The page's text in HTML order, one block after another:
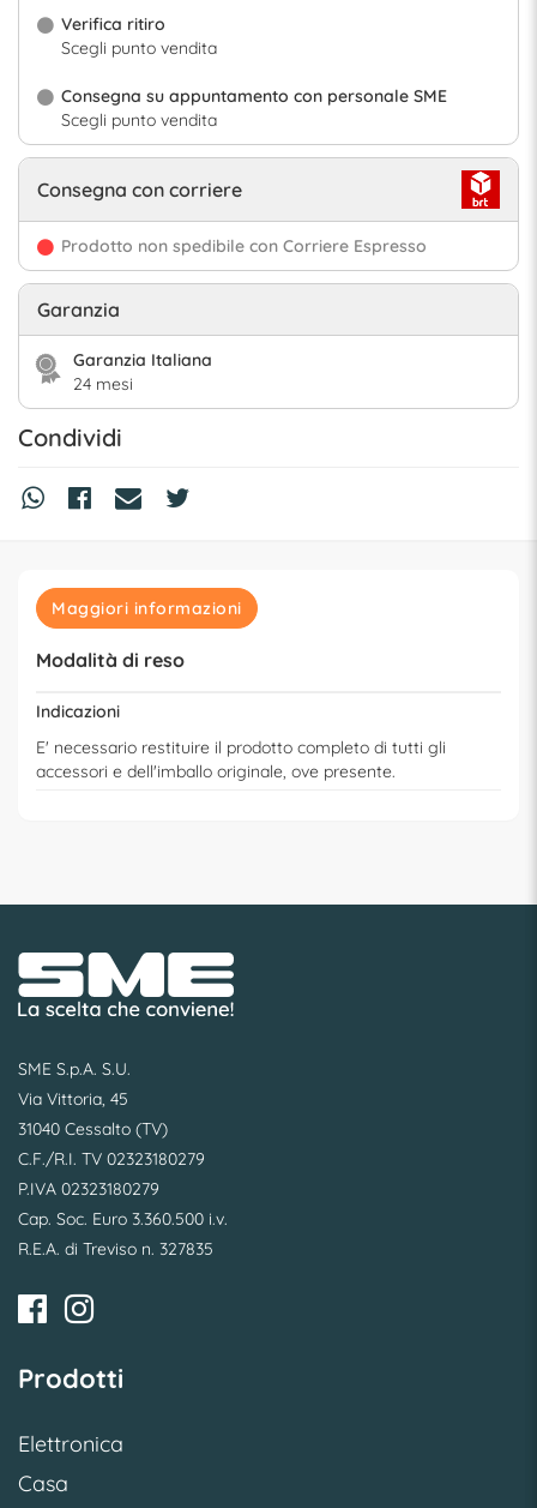
Verifica ritiro
Scegli punto vendita
Consegna su appuntamento con personale SME
Scegli punto vendita
Consegna con corriere
Prodotto non spedibile con Corriere Espresso
Garanzia
Garanzia Italiana
24 mesi
Condividi
Maggiori informazioni
Modalità di reso
Indicazioni
E' necessario restituire il prodotto completo di tutti gli
accessori e dell'imballo originale, ove presente.
SME S.p.A. S.U.
Via Vittoria, 45
31040 Cessalto (TV)
C.F./R.I. TV 02323180279
P.IVA 02323180279
Cap. Soc. Euro 3.360.500 i.v.
R.E.A. di Treviso n. 327835
Prodotti
Elettronica
Casa